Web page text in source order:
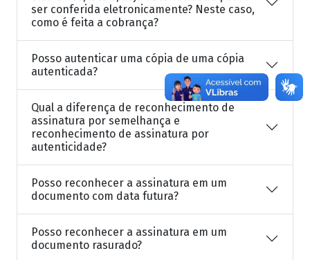
ser conferida eletronicamente? Neste caso,
como é feita a cobrança?
Posso autenticar uma cópia de uma cópia
autenticada?
Qual a diferença de reconhecimento de
assinatura por semelhança e
reconhecimento de assinatura por
autenticidade?
Posso reconhecer a assinatura em um
documento com data futura?
Posso reconhecer a assinatura em um
documento rasurado?